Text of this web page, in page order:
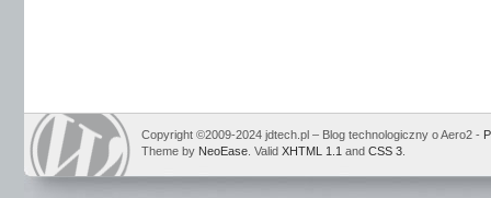
Copyright ©2009-2024 jdtech.pl – Blog technologiczny o Aero2 -
Theme by NeoEase . Valid XHTML 1.1 and CSS 3